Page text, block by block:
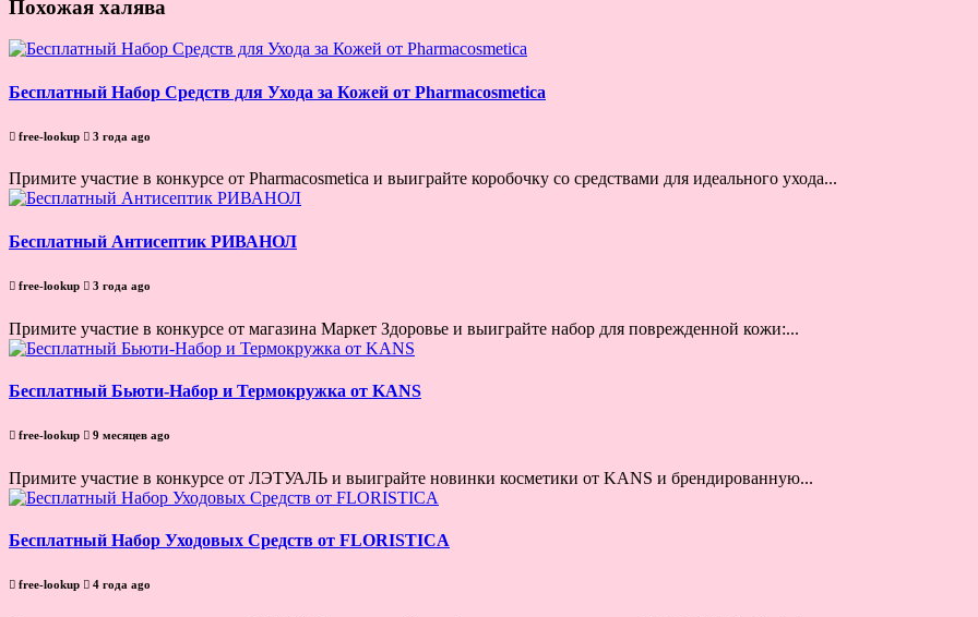
Похожая халява
Бесплатный Набор Средств для Ухода за Кожей от Pharmacosmetica
free-lookup 3 года ago
Примите участие в конкурсе от Pharmacosmetica и выиграйте коробочку со средствами для идеального ухода...
Бесплатный Антисептик РИВАНОЛ
free-lookup 3 года ago
Примите участие в конкурсе от магазина Маркет Здоровье и выиграйте набор для поврежденной кожи:...
Бесплатный Бьюти-Набор и Термокружка от KANS
free-lookup 9 месяцев ago
Примите участие в конкурсе от ЛЭТУАЛЬ и выиграйте новинки косметики от KANS и брендированную...
Бесплатный Набор Уходовых Средств от FLORISTICA
free-lookup 4 года ago